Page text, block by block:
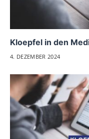
Kloepfel in den
4. DEZEMBER 2024